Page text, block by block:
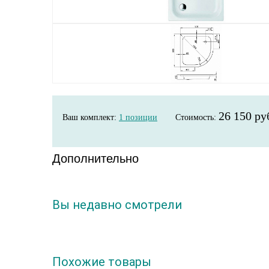
Ваш комплект: 1 позиции Стоимость: 26 150
Дополнительно
Вы недавно смотрели
Похожие товары